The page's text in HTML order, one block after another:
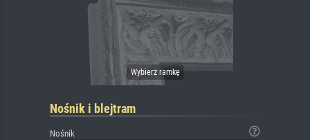
Nośnik i blejtram
Nośnik